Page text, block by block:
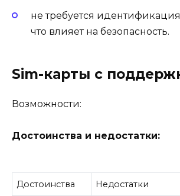
не требуется
что влияет на безопасность.
Sim-карты с
Возможности:
Достоинства и недостатки:
Достоинства Недостатки